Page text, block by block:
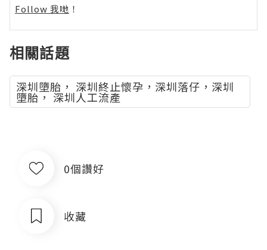
Follow 我哋 ！
相關話題
深圳墮胎， 深圳終止懷孕，深圳落仔，深圳
墮胎， 深圳人工流產
0個讚好
收藏